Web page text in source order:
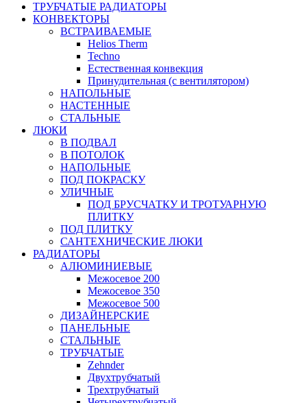
ТРУБЧАТЫЕ РАДИАТОРЫ
КОНВЕКТОРЫ
ВСТРАИВАЕМЫЕ
Helios Therm
Techno
Естественная конвекция
Принудительная (с вентилятором)
НАПОЛЬНЫЕ
НАСТЕННЫЕ
СТАЛЬНЫЕ
ЛЮКИ
В ПОДВАЛ
В ПОТОЛОК
НАПОЛЬНЫЕ
ПОД ПОКРАСКУ
УЛИЧНЫЕ
ПОД БРУСЧАТКУ И ТРОТУАРНУЮ
ПЛИТКУ
ПОД ПЛИТКУ
САНТЕХНИЧЕСКИЕ ЛЮКИ
РАДИАТОРЫ
АЛЮМИНИЕВЫЕ
Межосевое 200
Межосевое 350
Межосевое 500
ДИЗАЙНЕРСКИЕ
ПАНЕЛЬНЫЕ
СТАЛЬНЫЕ
ТРУБЧАТЫЕ
Zehnder
Двухтрубчатый
Трехтрубчатый